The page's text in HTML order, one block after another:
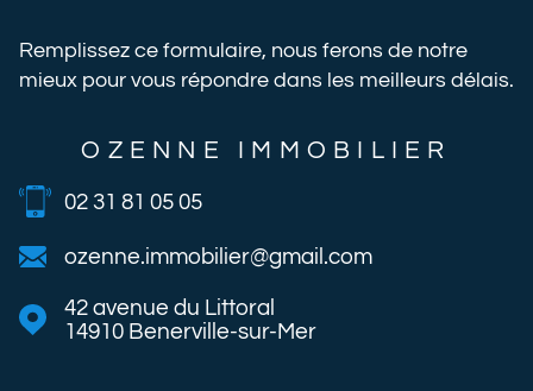
Remplissez ce formulaire, nous ferons de notre
mieux pour vous répondre dans les meilleurs délais.
OZENNE IMMOBILIER
02 31 81 05 05
ozenne.immobilier@gmail.com
42 avenue du Littoral
14910
Benerville-sur-Mer